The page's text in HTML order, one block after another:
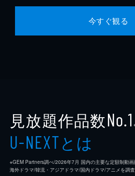
今すぐ観る
見放題作品数No.1
U-NEXTとは
※GEM Partners調べ/2026年7⽉ 国内の主要な定額制動
海外ドラマ/韓流・アジアドラマ/国内ドラマ/アニメを調査